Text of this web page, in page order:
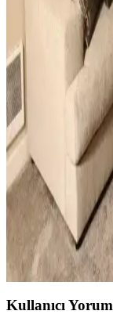
Sıcak beyaz
çubuğu seçimi,
belirler. Doğru renk
katar.
Ev
Mekanların
Ev dekorasyonunda
uyumu gibi küçük
estetik görünümünü
Küçük Oturma
Katmanlama
Küçük oturma
seçimleriyle denge
genişletilir ve
Kullanıcı